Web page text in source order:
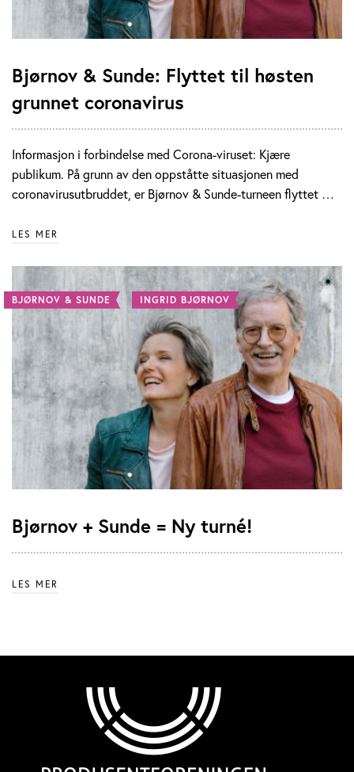
Bjørnov & Sunde: Flyttet til høsten
grunnet coronavirus
Informasjon i forbindelse med Corona-viruset: Kjære
publikum. På grunn av den oppståtte situasjonen med
coronavirusutbruddet, er Bjørnov & Sunde-turneen flyttet …
LES MER
BJØRNOV & SUNDE INGRID BJØRNOV
Bjørnov + Sunde = Ny turné!
LES MER